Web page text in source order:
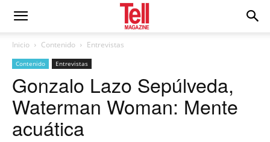
Inicio Contenido Entrevistas
Contenido Entrevistas
Gonzalo Lazo Sepúlveda,
Waterman Woman: Mente
acuática